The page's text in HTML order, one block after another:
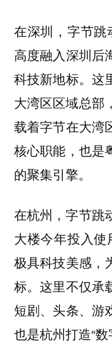
在深圳，字节跳
高度融入深圳后
科技新地标。这
大湾区区域总部
载着字节在大湾
核心职能，也是
的聚集引擎。
在杭州，字节跳
大楼今年投入使
极具科技美感，
标。这里不仅承
短剧、头条、游
也是杭州打造“数